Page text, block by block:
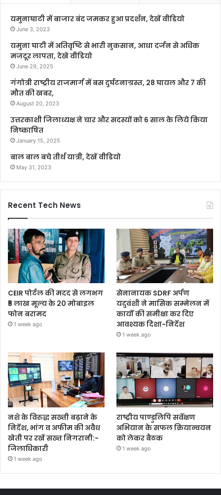
यमुनाघाटी में बाजार बंद जमकर हुआ प्रदर्शन, देखें वीडियो
June 3, 2023
यमुना घाटी में अतिवृष्टि से भारी नुकसान, आधा दर्जन से अधिक
मजदूर लापता, देखे वीडियो
June 29, 2025
गंगोत्री राष्ट्रीय राजमार्ग में बस दुर्घटनाग्रस्त, 28 घायल और 7 की
मौत की खबर,
August 20, 2023
उत्तरकाशी जिलाध्यक्ष ने चार और सदस्यों को 6 साल के लिये किया
निष्काषित
January 15, 2025
बाल बाल बचे तीर्थ यात्री, देखें वीडियो
May 31, 2023
Recent Tech News
CEIR पोर्टल की मदद से लगभग
₹5 लाख मूल्य के 20 मोबाइल
फोन बरामद
1 week ago
सेनानायक SDRF अर्पण
यदुवंशी ने मासिक सम्मेलन में
कार्यों की समीक्षा कर दिए
आवश्यक दिशा-निर्देश
1 week ago
नशे के विरुद्ध सख्ती बढ़ाने के
निर्देश, भांग व अफीम की अवैध
खेती पर रखें सख्त निगरानी:-
जिलाधिकारी
1 week ago
राष्ट्रीय पाण्डुलिपि सर्वेक्षण
अभियान के सफल क्रियान्वयन
को लेकर बैठक
1 week ago